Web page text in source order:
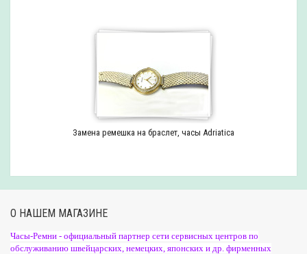
Замена ремешка на браслет, часы Adriatica
О НАШЕМ МАГАЗИНЕ
Часы-Ремни - официальный партнер сети сервисных центров по
обслуживанию швейцарских, немецких, японских и др. фирменных